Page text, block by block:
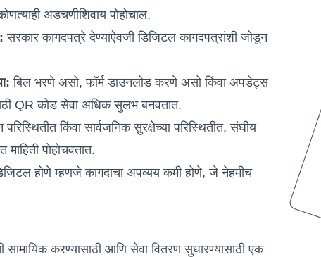
अडचणीशिवाय पोहोचाल.
सरकार कागदपत्रे देण्याऐवजी डिजिटल कागदपत्रांशी जोडून
बिल भरणे असो, फॉर्म डाउनलोड करणे असो किंवा अपडेट्स
QR कोड सेवा अधिक सुलभ बनवतात.
किंवा सार्वजनिक सुरक्षेच्या परिस्थितीत, संघीय
पोहोचवतात.
होणे म्हणजे कागदाचा अपव्यय कमी होणे, जे नेहमीच
सामायिक करण्यासाठी आणि सेवा वितरण सुधारण्यासाठी एक